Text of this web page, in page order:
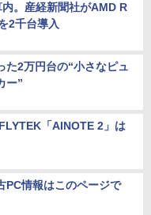
。産経新聞社がAMD R
2千台導入
た2万円台の“小さなピュ
ー”
「AINOTE 2」は
PC情報はこのページで